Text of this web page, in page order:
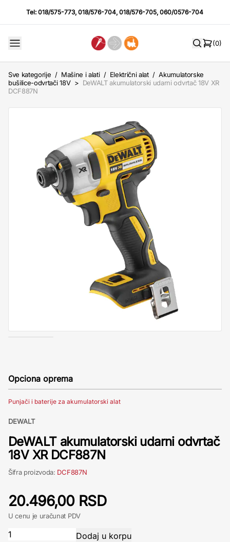
Tel:018/575-773,018/576-704,018/576-705,060/0576-704
(0)
Sve kategorije / Mašine i alati / Električni alat / Akumulatorske
bušilice-odvrtači 18V > DeWALT akumulatorski udarni odvrtač 18V XR
DCF887N
Opciona oprema
Punjači i baterije za akumulatorski alat
DEWALT
DeWALT akumulatorski udarni odvrtač
18V XR DCF887N
Šifra proizvoda: DCF887N
20.496,00 RSD
U cenu je uračunat PDV